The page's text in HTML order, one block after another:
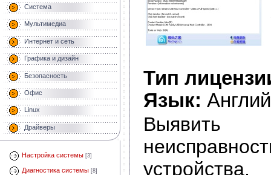
Система
Мультимедиа
Интернет и сеть
Графика и дизайн
Безопасность
Офис
Linux
Драйверы
Настройка системы [3]
Диагностика системы [8]
Тип
Язык: